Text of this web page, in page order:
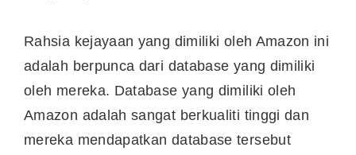
Rahsia kejayaan yang dimiliki oleh Amazon ini
adalah berpunca dari database yang dimiliki
oleh mereka. Database yang dimiliki oleh
Amazon adalah sangat berkualiti tinggi dan
mereka mendapatkan database tersebut